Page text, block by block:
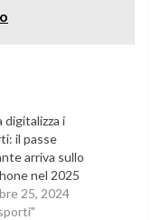
digitalizza i
il passe
arriva sullo
nel 2025
25, 2024